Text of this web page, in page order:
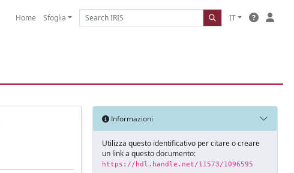
Home Sfoglia IT
Informazioni
Utilizza questo identificativo per citare o creare
un link a questo documento:
https://hdl.handle.net/11573/1096595